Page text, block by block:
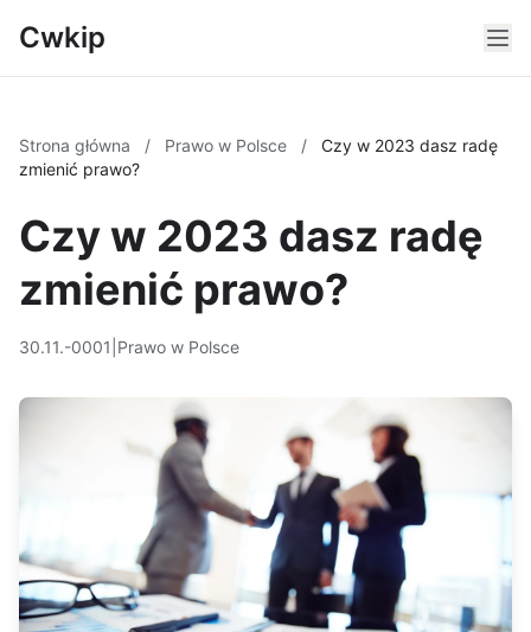
Cwkip
Strona główna / Prawo w Polsce /
Czy w 2023 dasz radę
zmienić prawo?
Czy w 2023 dasz radę
zmienić prawo?
30.11.-0001 Prawo w Polsce